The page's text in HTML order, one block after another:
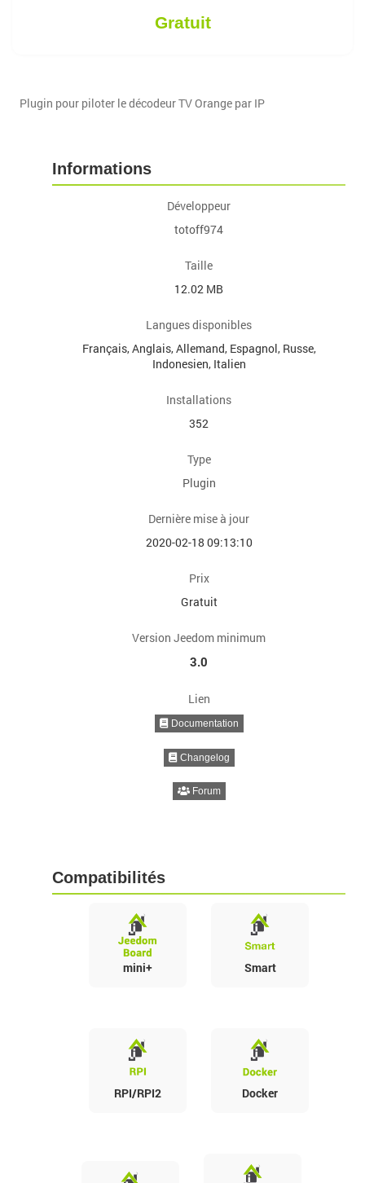
Gratuit
Plugin pour piloter le décodeur TV Orange par IP
Informations
Développeur
totoff974
Taille
12.02 MB
Langues disponibles
Français, Anglais, Allemand, Espagnol, Russe,
Indonesien, Italien
Installations
352
Type
Plugin
Dernière mise à jour
2020-02-18 09:13:10
Prix
Gratuit
Version Jeedom minimum
3.0
Lien
Documentation
Changelog
Forum
Compatibilités
mini+ Smart
RPI/RPI2 Docker